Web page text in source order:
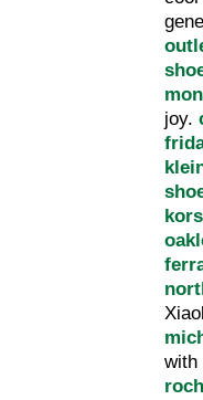
joy.
with